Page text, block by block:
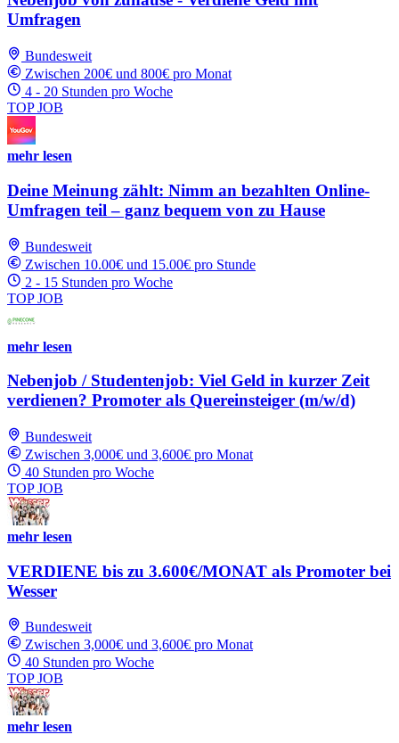
Umfragen
Bundesweit
Zwischen 200€ und 800€ pro Monat
4 - 20 Stunden pro Woche
TOP JOB
mehr lesen
Deine Meinung zählt: Nimm an bezahlten Online-
Umfragen teil – ganz bequem von zu Hause
Bundesweit
Zwischen 10.00€ und 15.00€ pro Stunde
2 - 15 Stunden pro Woche
TOP JOB
mehr lesen
Nebenjob / Studentenjob: Viel Geld in kurzer Zeit
verdienen? Promoter als Quereinsteiger (m/w/d)
Bundesweit
Zwischen 3,000€ und 3,600€ pro Monat
40 Stunden pro Woche
TOP JOB
mehr lesen
VERDIENE bis zu 3.600€/MONAT als Promoter bei
Wesser
Bundesweit
Zwischen 3,000€ und 3,600€ pro Monat
40 Stunden pro Woche
TOP JOB
mehr lesen